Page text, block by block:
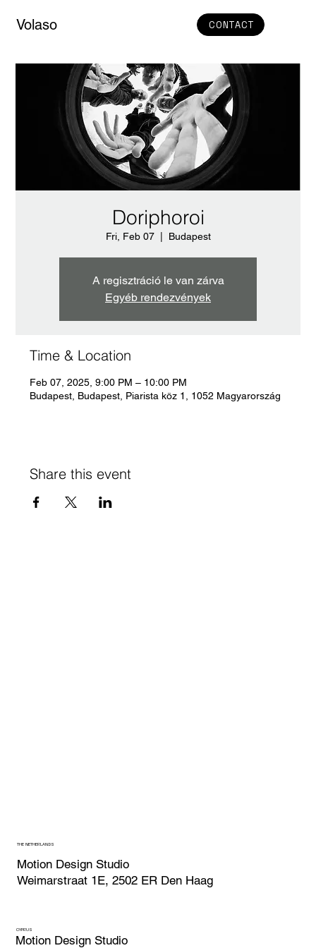
Volaso CONTACT
Doriphoroi
Fri, Feb 07
  |
Budapest
A regisztráció le van zárva
Egyéb rendezvények
Time & Location
Feb 07, 2025, 9:00 PM – 10:00 PM
Budapest, Budapest, Piarista köz 1, 1052 Magyarország
Share this event
CYPRUS
Motion Design Studio
THE NETHERLANDS
Motion Design Studio
Weimarstraat 1E, 2502 ER Den Haag